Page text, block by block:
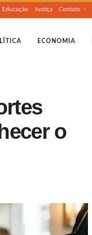
Educação Justiça Contato
ECONOMIA
o